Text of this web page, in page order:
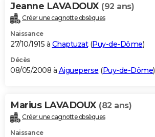
Jeanne LAVADOUX (92 ans)
Créer une cagnotte obsèques
Naissance
27/10/1915 à Chaptuzat(Puy-de-Dôme)
Décès
08/05/2008 à Aigueperse (Puy-de-Dôme)
Marius LAVADOUX (82 ans)
Créer une cagnotte obsèques
Naissance